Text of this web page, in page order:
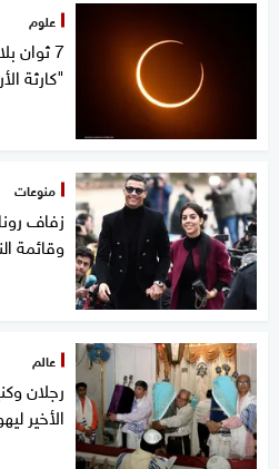
علوم
7 ثوان
"كارثة
منوعات
زفاف
وقائمة
عالم
الأخير